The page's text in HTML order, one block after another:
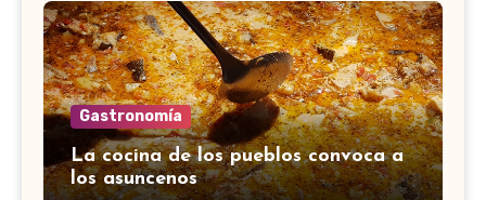
Gastronomía
La cocina de los pueblos convoca a
los asuncenos